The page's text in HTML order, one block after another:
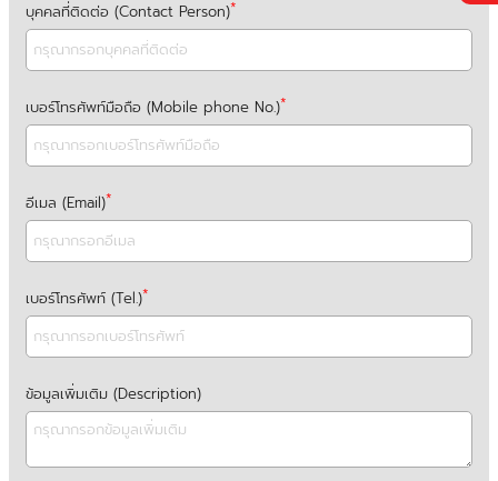
บุคคลที่ติดต่อ (Contact Person)
เบอร์โทรศัพท์มือถือ (Mobile phone No.)
อีเมล (Email)
เบอร์โทรศัพท์ (Tel.)
ข้อมูลเพิ่มเติม (Description)